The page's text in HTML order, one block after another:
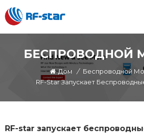
БЕСПРОВОДНОЙ
Дом / Беспроводной
RF-star запускает